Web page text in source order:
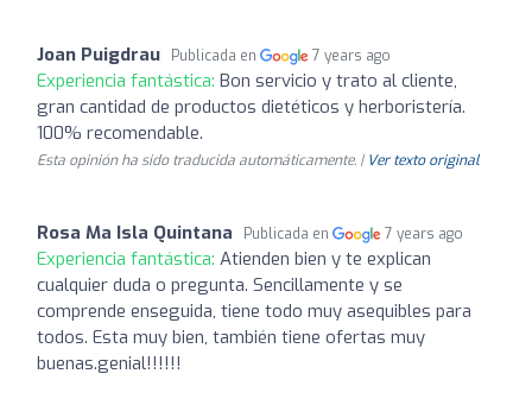
Joan Puigdrau Publicada en 7 years ago
Experiencia fantástica: Bon servicio y trato al cliente,
gran cantidad de productos dietéticos y herboristería.
100% recomendable.
Esta opinión ha sido traducida automáticamente. | Ver texto original
Rosa Ma Isla Quintana Publicada en 7 years ago
Experiencia fantástica: Atienden bien y te explican
cualquier duda o pregunta. Sencillamente y se
comprende enseguida, tiene todo muy asequibles para
todos. Esta muy bien, también tiene ofertas muy
buenas.genial!!!!!!